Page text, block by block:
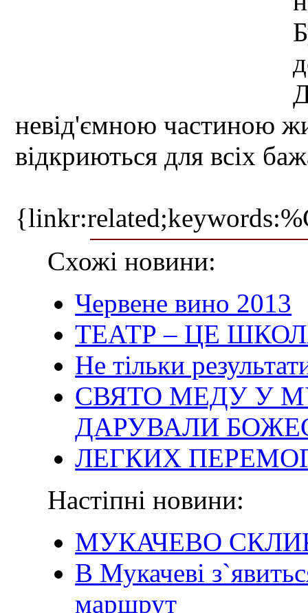
невід'ємною частиною
відкриються для всіх
Схожі новини:
Червене вино 2013
ТЕАТР – ЦЕ
Не тільки
СВЯТО МЕДУ У
ДАРУВАЛИ
ЛЕГКИХ
Настіпні новини:
МУКАЧЕВО
В Мукачеві
маршрут